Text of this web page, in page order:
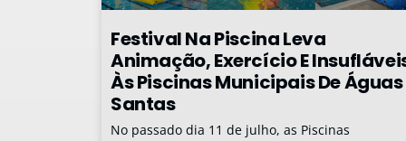
Festival Na Piscina Leva
Animação, Exercício E
Às Piscinas Municipais De Águas
Santas
No passado dia 11 de julho, as Piscinas